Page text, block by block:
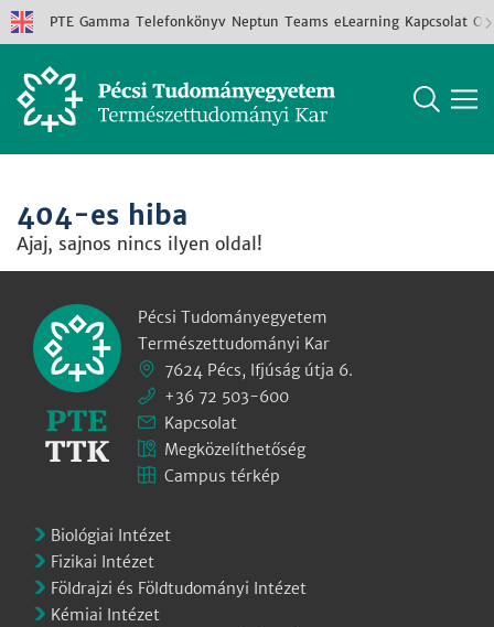
PTE Gamma Telefonkönyv Neptun Teams eLearning Kapcsolat
404-es hiba
Ajaj, sajnos nincs ilyen oldal!
Pécsi Tudományegyetem
Természettudományi Kar
7624 Pécs, Ifjúság útja 6.
+36 72 503-600
Kapcsolat
Megközelíthetőség
Campus térkép
Biológiai Intézet
Fizikai Intézet
Földrajzi és Földtudományi Intézet
Kémiai Intézet